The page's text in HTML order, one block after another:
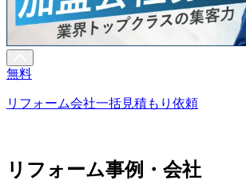
無料
リフォーム会社一括見積もり依頼
リフォーム事例・会社